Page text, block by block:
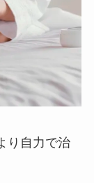
り自力で治